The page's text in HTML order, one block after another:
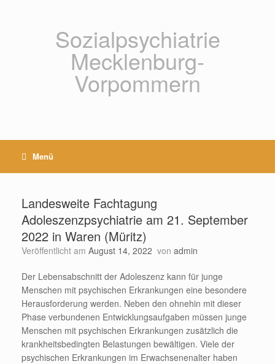
Sozialpsychiatrie
Mecklenburg-
Vorpommern
Menü
Landesweite Fachtagung
Adoleszenzpsychiatrie am 21. September
2022 in Waren (Müritz)
Veröffentlicht am August 14, 2022 von admin
Der Lebensabschnitt der Adoleszenz kann für junge
Menschen mit psychischen Erkrankungen eine besondere
Herausforderung werden. Neben den ohnehin mit dieser
Phase verbundenen Entwicklungsaufgaben müssen junge
Menschen mit psychischen Erkrankungen zusätzlich die
krankheitsbedingten Belastungen bewältigen. Viele der
psychischen Erkrankungen im Erwachsenenalter haben